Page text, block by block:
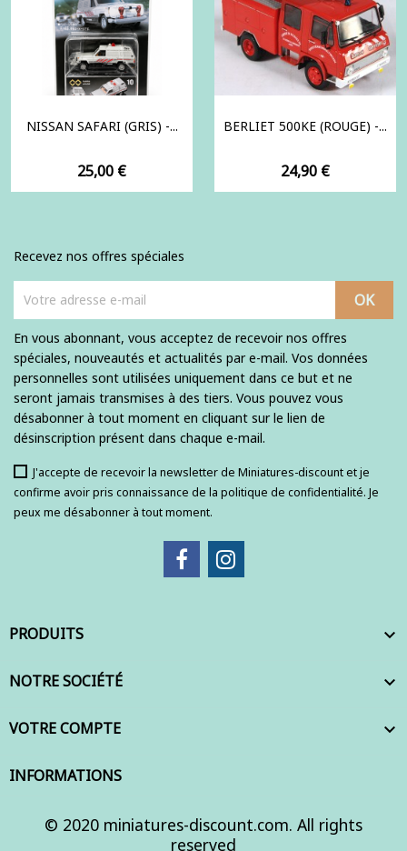
NISSAN SAFARI (GRIS) -...
Prix
25,00 €
BERLIET 500KE (ROUGE) -...
Prix
24,90 €
Recevez nos offres spéciales
En vous abonnant, vous acceptez de recevoir nos offres
spéciales, nouveautés et actualités par e-mail. Vos données
personnelles sont utilisées uniquement dans ce but et ne
seront jamais transmises à des tiers. Vous pouvez vous
désabonner à tout moment en cliquant sur le lien de
désinscription présent dans chaque e-mail.
J'accepte de recevoir la newsletter de Miniatures-discount et je
confirme avoir pris connaissance de la politique de confidentialité. Je
peux me désabonner à tout moment.
PRODUITS 
NOTRE SOCIÉTÉ 
VOTRE COMPTE 
INFORMATIONS
© 2020 miniatures-discount.com. All rights
reserved